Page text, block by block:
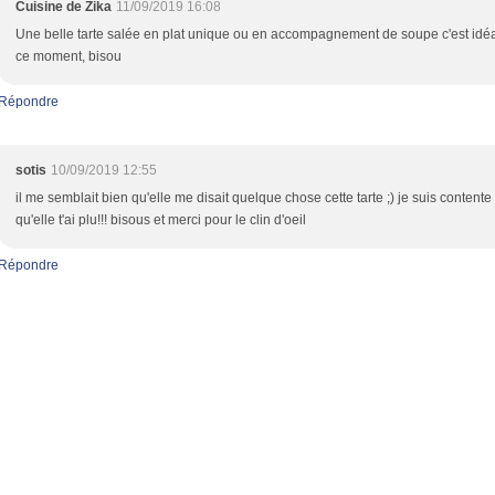
Cuisine de Zika 11/09/2019 16:08
Une belle tarte salée en plat unique ou en accompagnement de soupe c'est
ce moment, bisou
sotis 10/09/2019 12:55
il me semblait bien qu'elle me disait quelque chose cette tarte ;) je suis contente
qu'elle t'ai plu!!! bisous et merci pour le clin d'oeil